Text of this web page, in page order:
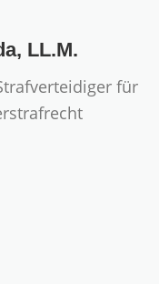
LL.M.
für